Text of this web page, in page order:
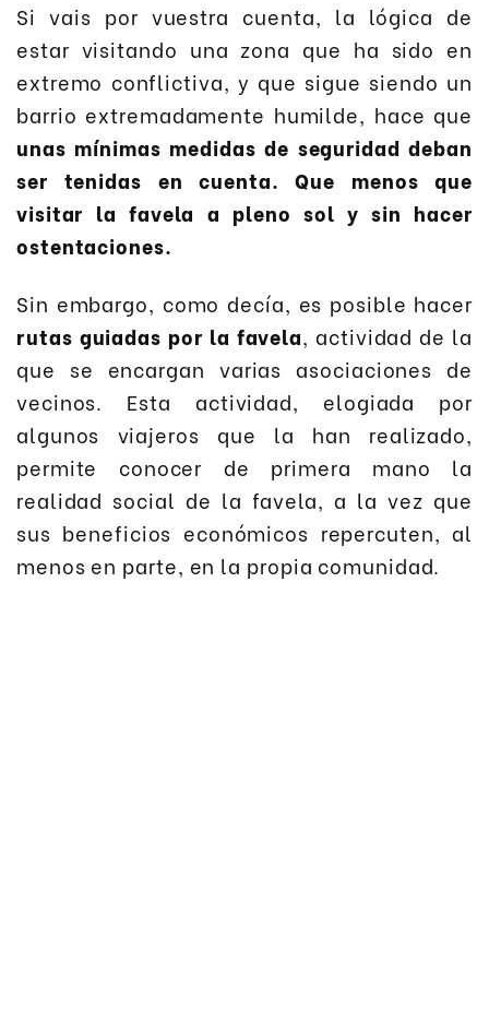
Si vais por vuestra cuenta, la lógica de
estar visitando una zona que ha sido en
extremo conflictiva, y que sigue siendo un
barrio extremadamente humilde, hace que
unas mínimas medidas de seguridad deban
ser tenidas en cuenta. Que menos que
visitar la favela a pleno sol y sin hacer
ostentaciones.
Sin embargo, como decía, es posible hacer
rutas guiadas por la favela, actividad de la
que se encargan varias asociaciones de
vecinos. Esta actividad, elogiada por
algunos viajeros que la han realizado,
permite conocer de primera mano la
realidad social de la favela, a la vez que
sus beneficios económicos repercuten, al
menos en parte, en la propia comunidad.